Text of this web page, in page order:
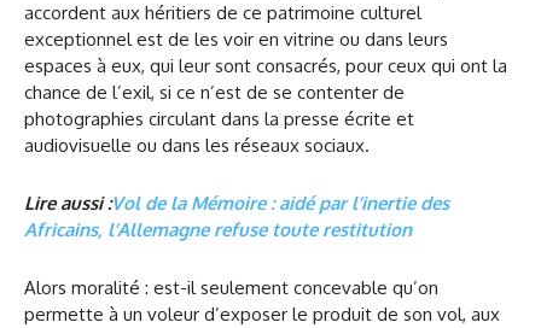
accordent aux héritiers de ce patrimoine culturel
exceptionnel est de les voir en vitrine ou dans leurs
espaces à eux, qui leur sont consacrés, pour ceux qui ont la
chance de l’exil, si ce n’est de se contenter de
photographies circulant dans la presse écrite et
audiovisuelle ou dans les réseaux sociaux.
Lire aussi :Vol de la Mémoire : aidé par l’inertie des
Africains, l’Allemagne refuse toute restitution
Alors moralité : est-il seulement concevable qu’on
permette à un voleur d’exposer le produit de son vol, aux